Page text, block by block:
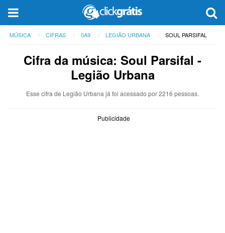
MÚSICA CIFRAS 0A9 LEGIÃO URBANA SOUL PARSIFAL
Cifra da música: Soul Parsifal -
Legião Urbana
Esse cifra de Legião Urbana já foi acessado por 2216 pessoas.
Publicidade